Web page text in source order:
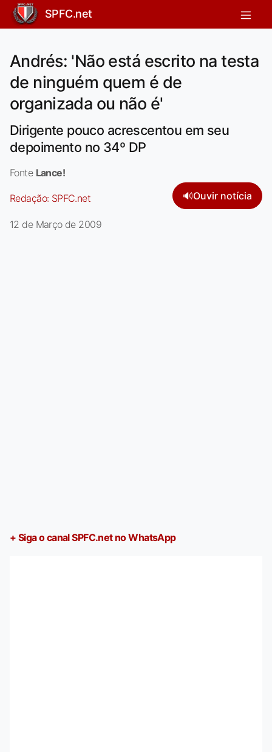
SPFC.net
Andrés: 'Não está escrito na testa
de ninguém quem é de
organizada ou não é'
Dirigente pouco acrescentou em seu
depoimento no 34º DP
Fonte Lance!
Redação: SPFC.net 🔊Ouvir notícia
12 de Março de 2009
+ Siga o canal SPFC.net no WhatsApp